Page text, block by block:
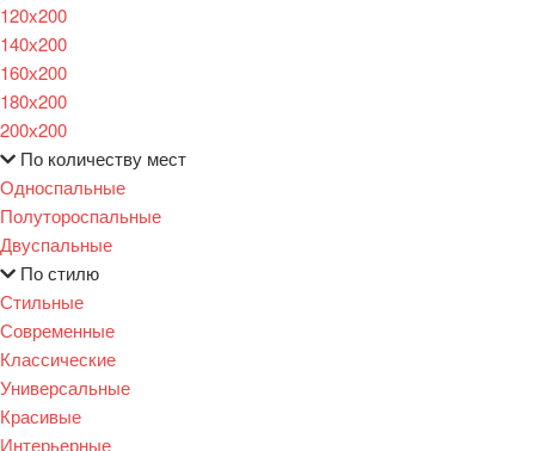
120x200
140х200
160х200
180х200
200х200
По количеству мест
Односпальные
Полутороспальные
Двуспальные
По стилю
Стильные
Современные
Классические
Универсальные
Красивые
Интерьерные